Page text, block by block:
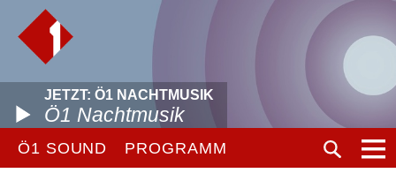
JETZT: Ö1 NACHTMUSIK
Ö1 Nachtmusik
Ö1 SOUND PROGRAMM